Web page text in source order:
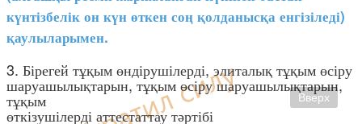
күнтізбелік он күн өткен соң қолданысқа енгізіледі)
қаулыларымен.
3. Бірегей тұқым өндірушілерді, элиталық тұқым өсіру
шаруашылықтарын, тұқым өсіру шаруашылықтарын,
тұқым
өткізушілерді аттестаттау тәртібі
Вверх